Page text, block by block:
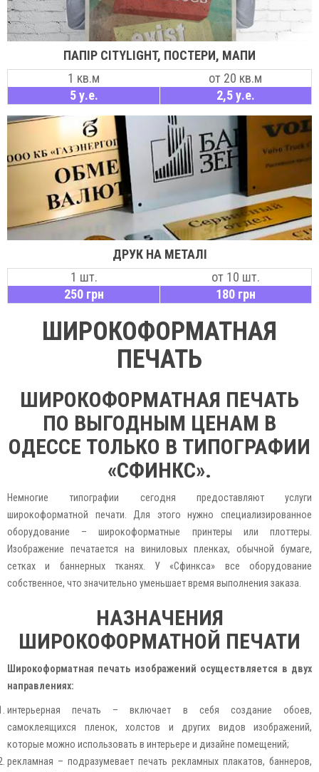
ПАПІР CITYLIGHT, ПОСТЕРИ, МАПИ
1 кв.м
от 20 кв.м
5 у.е.
2,5 у.е.
ДРУК НА МЕТАЛІ
1 шт.
от 10 шт.
250 грн
180 грн
ШИРОКОФОРМАТНАЯ
ПЕЧАТЬ
ШИРОКОФОРМАТНАЯ ПЕЧАТЬ
ПО ВЫГОДНЫМ ЦЕНАМ В
ОДЕССЕ ТОЛЬКО В ТИПОГРАФИИ
«СФИНКС».
Немногие типографии сегодня предоставляют услуги
широкоформатной печати. Для этого нужно специализированное
оборудование – широкоформатные принтеры или плоттеры.
Изображение печатается на виниловых пленках, обычной бумаге,
сетках и баннерных тканях. У «Сфинкса» все оборудование
собственное, что значительно уменьшает время выполнения заказа.
НАЗНАЧЕНИЯ
ШИРОКОФОРМАТНОЙ ПЕЧАТИ
Широкоформатная печать изображений осуществляется в двух
направлениях:
интерьерная печать – включает в себя создание обоев,
самоклеящихся пленок, холстов и других видов изображений,
которые можно использовать в интерьере и дизайне помещений;
рекламная – подразумевает печать рекламных плакатов, баннеров,